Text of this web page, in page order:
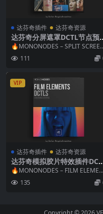
达芬奇插件 达芬奇资源
达芬奇分屏遮罩DCTL节点预
设 Mononodes – TEST STRI
🔥MONONODES – SPLIT
111
VIP
达芬奇插件 达芬奇资源
达芬奇模拟胶片特效插件DCT
L节点预设Mononodes – Fil
m Elements v2 + 中文字幕教
程
🔥MONONODES – FILM ELEMEN
135